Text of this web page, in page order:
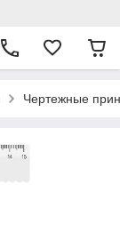
Чертежные